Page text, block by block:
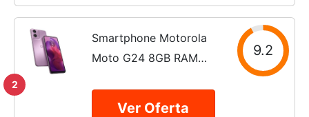
2
Smartphone Motorola
Moto G24 8GB RAM
9.2
Ver Oferta